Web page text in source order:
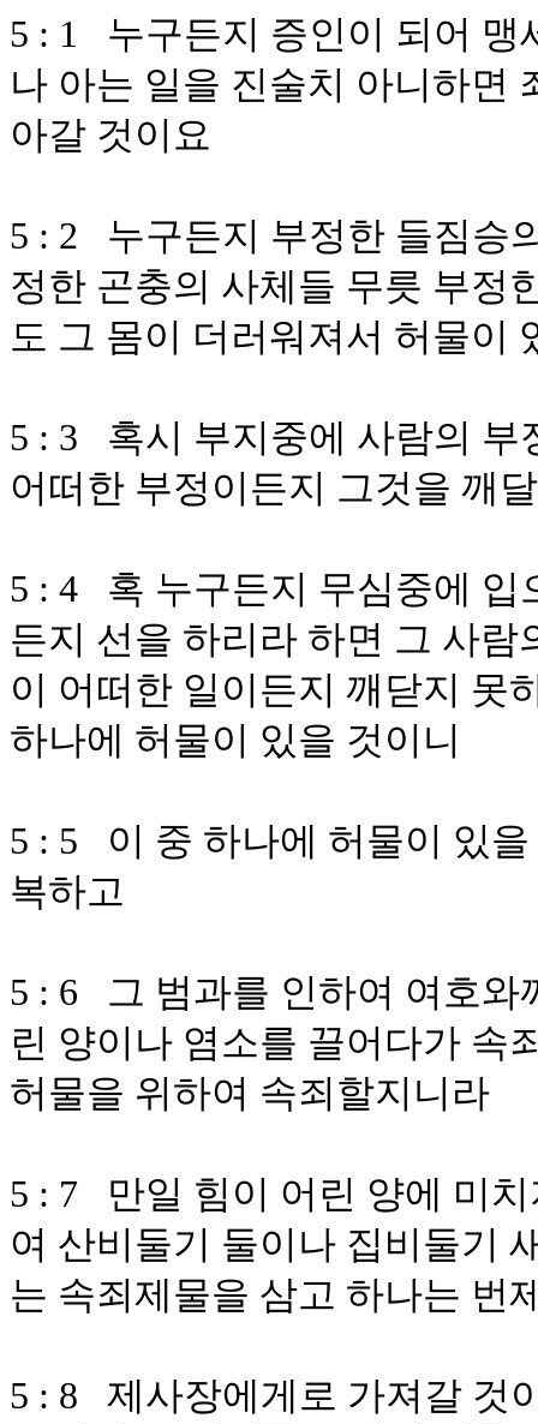
5 : 1 누구든지 증인이 되어 맹
나 아는 일을 진술치 아니하면
아갈 것이요
5 : 2 누구든지 부정한 들짐승
정한 곤충의 사체들 무릇 부정
도 그 몸이 더러워져서 허물이
5 : 3 혹시 부지중에 사람의 부
어떠한 부정이든지 그것을 깨
5 : 4 혹 누구든지 무심중에 입
든지 선을 하리라 하면 그 사
이 어떠한 일이든지 깨닫지 못
하나에 허물이 있을 것이니
5 : 5 이 중 하나에 허물이 있
복하고
5 : 6 그 범과를 인하여 여호와
린 양이나 염소를 끌어다가 속
허물을 위하여 속죄할지니라
5 : 7 만일 힘이 어린 양에 미
여 산비둘기 둘이나 집비둘기
는 속죄제물을 삼고 하나는 번
5 : 8 제사장에게로 가져갈 것